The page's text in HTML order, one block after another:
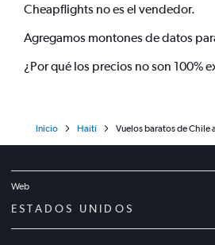
Cheapflights no es el vendedor.
Agregamos montones de datos
¿Por qué los precios no son 100%
Inicio Haití Vuelos baratos de Chile
Web
ESTADOS UNIDOS